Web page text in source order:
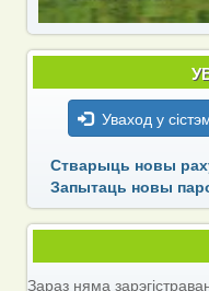
Уваход у
Стварыць новы
Запытаць новы
Зараз няма